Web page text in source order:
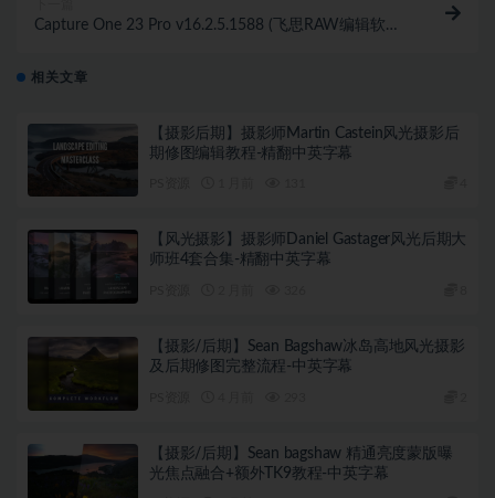
Capture One 23 Pro v16.2.5.1588 (飞思RAW编辑软
相关文章
【摄影后期】摄影师Martin Castein风光摄影后
期修图编辑教程-精翻中英字幕
【风光摄影】摄影师Daniel Gastager风光后期大
师班4套合集-精翻中英字幕
【摄影/后期】Sean Bagshaw冰岛高地风光摄影
及后期修图完整流程-中英字幕
【摄影/后期】Sean bagshaw 精通亮度蒙版曝
光焦点融合+额外TK9教程-中英字幕